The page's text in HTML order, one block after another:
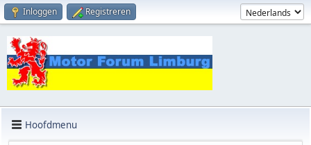
Inloggen Registreren
Hoofdmenu